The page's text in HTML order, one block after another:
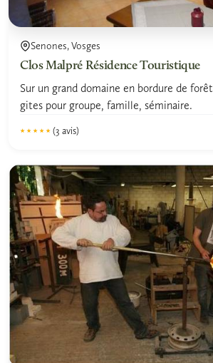
Senones, Vosges
Clos Malpré Résidence Touristique
Sur un grand domaine en bordure de
gites pour groupe, famille, séminaire.
★★★★★
★★★★★ (3 avis)